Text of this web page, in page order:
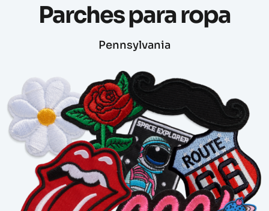
Parches para ropa
Pennsylvania